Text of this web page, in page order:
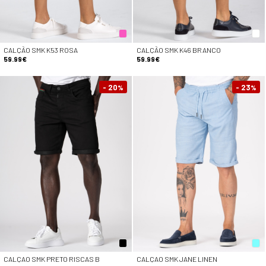
CALÇÃO SMK K53 ROSA
59.99€
CALÇÃO SMK K46 BRANCO
59.99€
- 20%
CALÇAO SMK PRETO RISCAS B
- 23%
CALÇAO SMK JANE LINEN